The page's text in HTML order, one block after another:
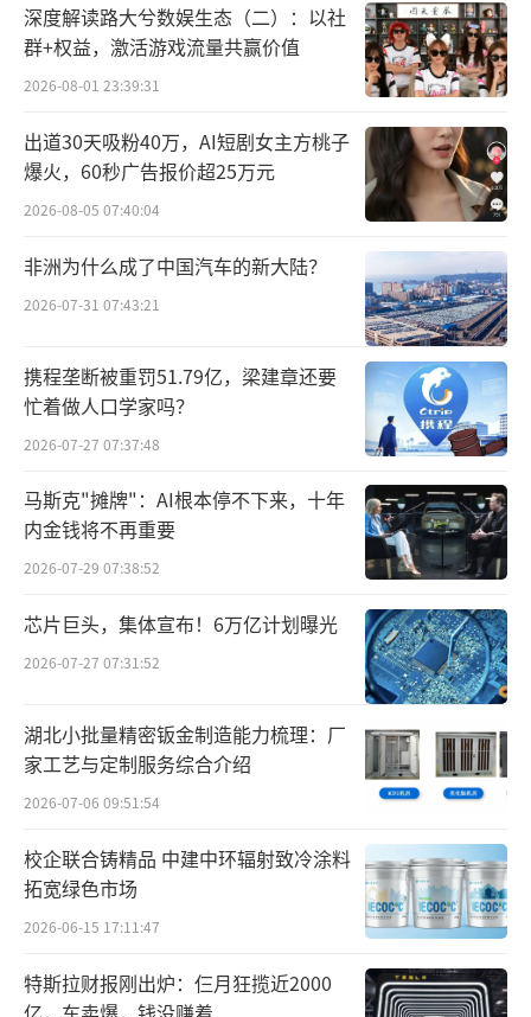
一、溯源科学内核：总部开放日见证麦角
硫因研发全链路
发布会的序幕，在浓厚的科学氛围中悄然
在仅三展厅，参观者系统了解了GeneIII仅
三生物从原料研发到产品落地的完整品牌发展
脉络。展厅以时间轴与技术图谱的方式，清晰
呈现了GeneIII仅三生物在麦角硫因这一赛道上
的长期深耕历程：从最初锁定这一被誉为“长
寿营养素”的天然抗氧化成分，到突破高纯度
规模化量产的技术壁垒，到构建起覆盖多维健
康领域的人体临床证据体系，GeneIII仅三生物
走过的每一步，都以“让每一款产品有据可
查”为根本信念驱动。
深度解读路大兮数娱生态（二）：以社
群+权益，激活游戏流量共赢价值
2026-08-01 23:39:31
出道30天吸粉40万，AI短剧女主方桃子
爆火，60秒广告报价超25万元
2026-08-05 07:40:04
非洲为什么成了中国汽车的新大陆？
2026-07-31 07:43:21
携程垄断被重罚51.79亿，梁建章还要
忙着做人口学家吗？
2026-07-27 07:37:48
马斯克"摊牌"：AI根本停不下来，十年
内金钱将不再重要
2026-07-29 07:38:52
芯片巨头，集体宣布！6万亿计划曝光
2026-07-27 07:31:52
湖北小批量精密钣金制造能力梳理：厂
家工艺与定制服务综合介绍
2026-07-06 09:51:54
校企联合铸精品 中建中环辐射致冷涂料
拓宽绿色市场
2026-06-15 17:11:47
特斯拉财报刚出炉：仨月狂揽近2000